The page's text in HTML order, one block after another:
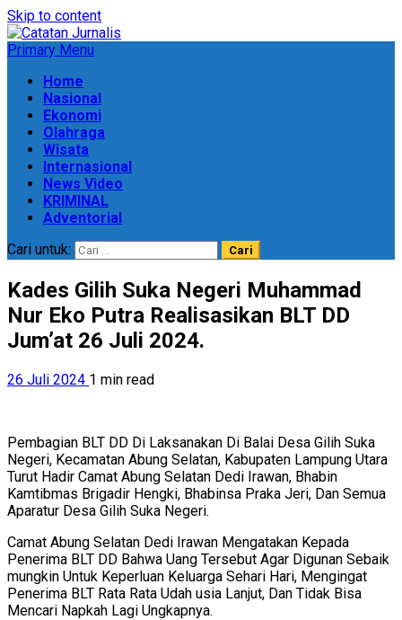
Skip to content
Primary Menu
Home
Nasional
Ekonomi
Olahraga
Wisata
Internasional
News Video
KRIMINAL
Adventorial
Cari untuk:
Kades Gilih Suka Negeri Muhammad
Nur Eko Putra Realisasikan BLT DD
Jum’at 26 Juli 2024.
26 Juli 2024 1 min read
Pembagian BLT DD Di Laksanakan Di Balai Desa Gilih Suka
Negeri, Kecamatan Abung Selatan, Kabupaten Lampung Utara
Turut Hadir Camat Abung Selatan Dedi Irawan, Bhabin
Kamtibmas Brigadir Hengki, Bhabinsa Praka Jeri, Dan Semua
Aparatur Desa Gilih Suka Negeri.
Camat Abung Selatan Dedi Irawan Mengatakan Kepada
Penerima BLT DD Bahwa Uang Tersebut Agar Digunan Sebaik
mungkin Untuk Keperluan Keluarga Sehari Hari, Mengingat
Penerima BLT Rata Rata Udah usia Lanjut, Dan Tidak Bisa
Mencari Napkah Lagi Ungkapnya.